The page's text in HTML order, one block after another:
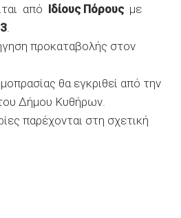
από Ιδίους Πόρουςμε
προκαταβολής στον
θα εγκριθεί από την
Δήμου Κυθήρων.
παρέχονται στη σχετική